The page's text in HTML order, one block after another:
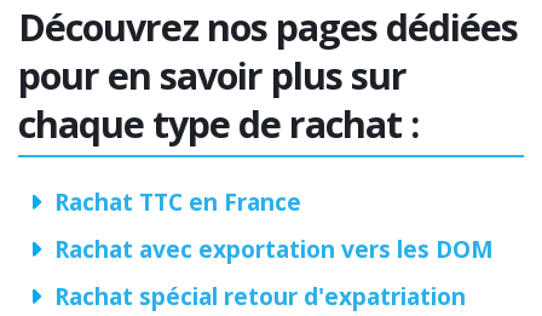
Découvrez nos pages dédiées
pour en savoir plus sur
chaque type de rachat :
Rachat TTC en France
Rachat avec exportation vers les DOM
Rachat spécial retour d'expatriation